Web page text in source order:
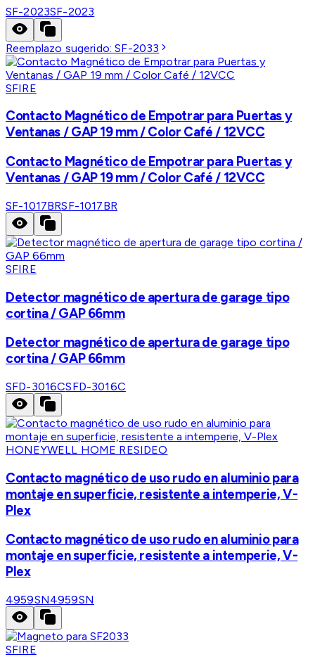
SF-2023SF-2023
Reemplazo sugerido:SF-2033
SFIRE
Contacto Magnético de Empotrar para Puertas y
Ventanas / GAP 19 mm / Color Café / 12VCC
Contacto Magnético de Empotrar para Puertas y
Ventanas / GAP 19 mm / Color Café / 12VCC
SF-1017BRSF-1017BR
SFIRE
Detector magnético de apertura de garage tipo
cortina / GAP 66mm
Detector magnético de apertura de garage tipo
cortina / GAP 66mm
SFD-3016CSFD-3016C
HONEYWELL HOME RESIDEO
Contacto magnético de uso rudo en aluminio para
montaje en superficie, resistente a intemperie, V-
Plex
Contacto magnético de uso rudo en aluminio para
montaje en superficie, resistente a intemperie, V-
Plex
4959SN4959SN
SFIRE